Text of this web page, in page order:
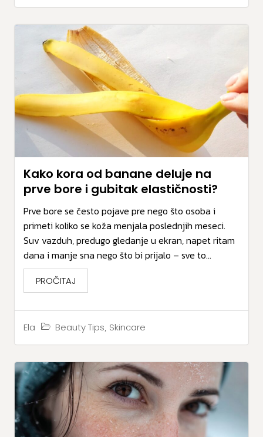
Kako kora od banane deluje na
prve bore i gubitak elastičnosti?
Ela Beauty Tips, Skincare
Prve bore se često pojave pre nego što osoba i
primeti koliko se koža menjala poslednjih meseci.
Suv vazduh, predugo gledanje u ekran, napet ritam
dana i manje sna nego što bi prijalo – sve to...
PROČITAJ